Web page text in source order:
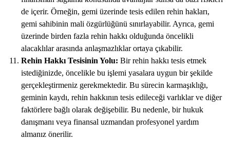
de içerir. Örneğin, gemi üzerinde tesis edilen rehin hakları,
gemi sahibinin mali özgürlüğünü sınırlayabilir. Ayrıca, gemi
üzerinde birden fazla rehin hakkı olduğunda öncelikli
alacaklılar arasında anlaşmazlıklar ortaya çıkabilir.
Rehin Hakkı Tesisinin Yolu: Bir rehin hakkı tesis etmek
istediğinizde, öncelikle bu işlemi yasalara uygun bir şekilde
gerçekleştirmeniz gerekmektedir. Bu sürecin karmaşıklığı,
geminin kaydı, rehin hakkının tesis edileceği varlıklar ve diğer
faktörlere bağlı olarak değişebilir. Bu nedenle, bir hukuk
danışmanı veya finansal uzmandan profesyonel yardım
almanız önerilir.